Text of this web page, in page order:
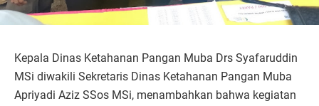
Kepala Dinas Ketahanan Pangan Muba Drs Syafaruddin
MSi diwakili Sekretaris Dinas Ketahanan Pangan Muba
Apriyadi Aziz SSos MSi, menambahkan bahwa kegiatan